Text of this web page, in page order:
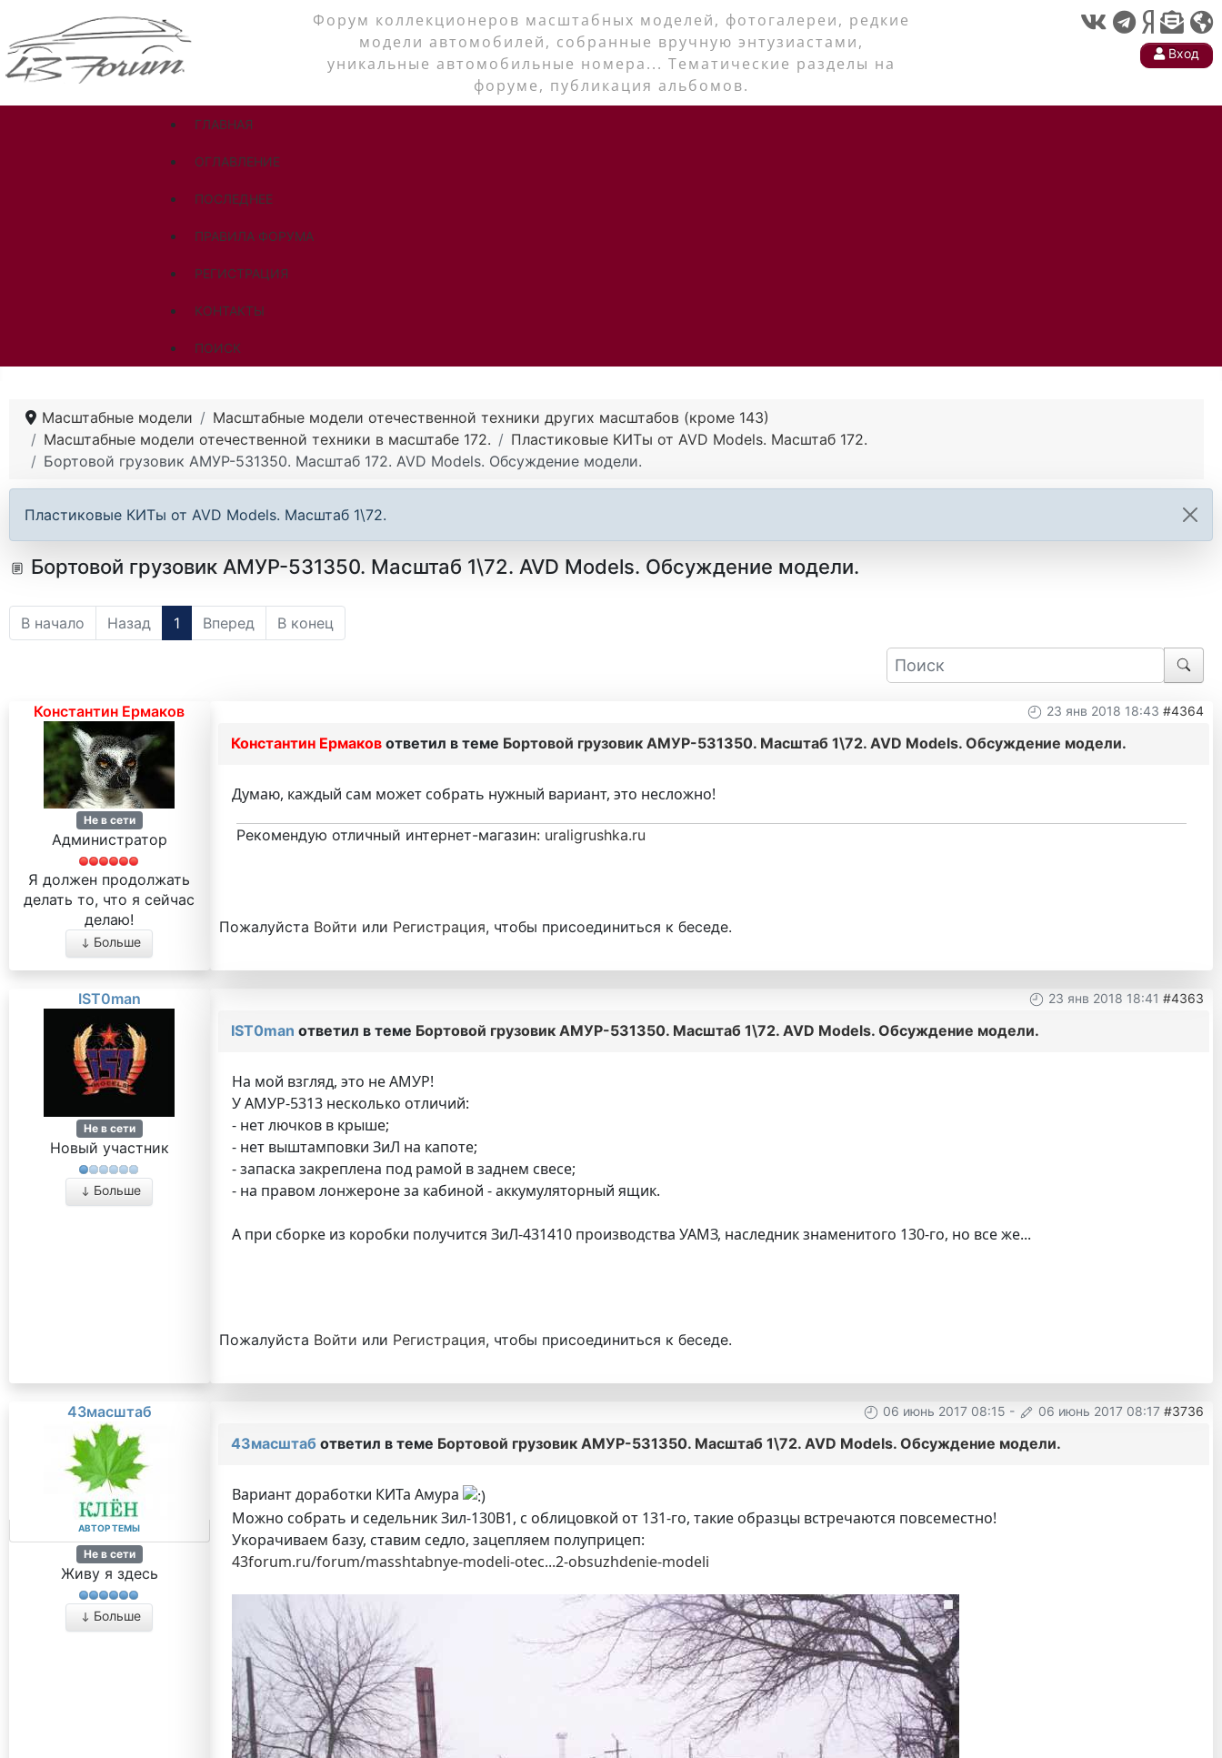
Форум коллекционеров масштабных моделей, фотогалереи, редкие
модели автомобилей, собранные вручную энтузиастами,
уникальные автомобильные номера... Тематические разделы на
форуме, публикация альбомов.
Вход
ГЛАВНАЯ
ОГЛАВЛЕНИЕ
ПОСЛЕДНЕЕ
ПРАВИЛА ФОРУМА
РЕГИСТРАЦИЯ
КОНТАКТЫ
ПОИСК
Масштабные модели
Масштабные модели отечественной техники других масштабов (кроме 143)
Масштабные модели отечественной техники в масштабе 172.
Пластиковые КИТы от AVD Models. Масштаб 172.
Бортовой грузовик АМУР-531350. Масштаб 172. AVD Models. Обсуждение модели.
Пластиковые КИТы от AVD Models. Масштаб 1\72.
Бортовой грузовик АМУР-531350. Масштаб 1\72. AVD Models. Обсуждение модели.
В начало Назад 1 Вперед В конец
Константин Ермаков
Не в сети
Администратор
Я должен продолжать
делать то, что я сейчас
делаю!
Больше
23 янв 2018 18:43 #4364
Константин Ермаковответил в теме Бортовой грузовик АМУР-531350. Масштаб 1\72. AVD Models. Обсуждение модели.
Думаю, каждый сам может собрать нужный вариант, это несложно!
Рекомендую отличный интернет-магазин: uraligrushka.ru
Пожалуйста Войти или Регистрация, чтобы присоединиться к беседе.
IST0man
Не в сети
Новый участник
Больше
23 янв 2018 18:41 #4363
IST0man ответил в теме Бортовой грузовик АМУР-531350. Масштаб 1\72. AVD Models. Обсуждение модели.
На мой взгляд, это не АМУР!
У АМУР-5313 несколько отличий:
- нет лючков в крыше;
- нет выштамповки ЗиЛ на капоте;
- запаска закреплена под рамой в заднем свесе;
- на правом лонжероне за кабиной - аккумуляторный ящик.
А при сборке из коробки получится ЗиЛ-431410 производства УАМЗ, наследник знаменитого 130-го, но все же...
Пожалуйста Войти или Регистрация, чтобы присоединиться к беседе.
43масштаб
АВТОР ТЕМЫ
Не в сети
Живу я здесь
Больше
06 июнь 2017 08:15 - 06 июнь 2017 08:17 #3736
43масштаб ответил в теме Бортовой грузовик АМУР-531350. Масштаб 1\72. AVD Models. Обсуждение модели.
Вариант доработки КИТа Амура
Можно собрать и седельник Зил-130В1, с облицовкой от 131-го, такие образцы встречаются повсеместно!
Укорачиваем базу, ставим седло, зацепляем полуприцеп:
43forum.ru/forum/masshtabnye-modeli-otec...2-obsuzhdenie-modeli